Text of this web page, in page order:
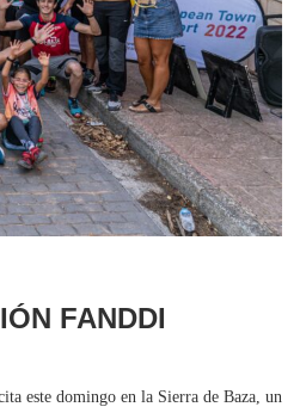
FANDDI
este domingo en la Sierra de Baza, un